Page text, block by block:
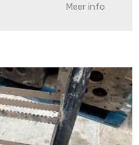
Meer info